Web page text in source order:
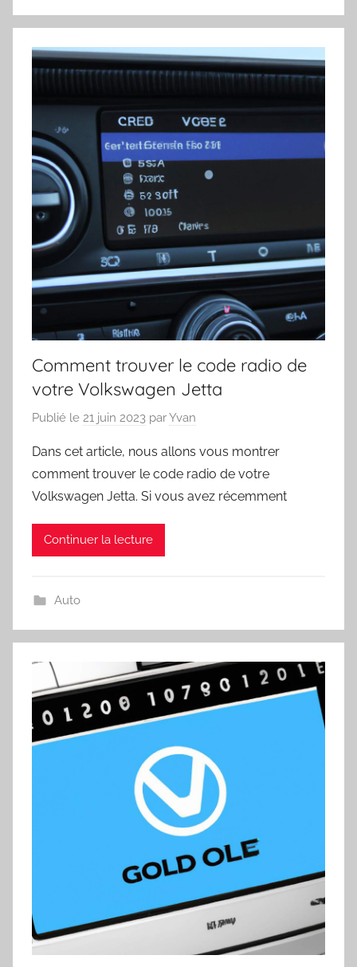
Comment trouver le code radio de
votre Volkswagen Jetta
Publié le 21 juin 2023 parYvan
Dans cet article, nous allons vous montrer
comment trouver le code radio de votre
Volkswagen Jetta. Si vous avez récemment
Continuer la lecture
Auto